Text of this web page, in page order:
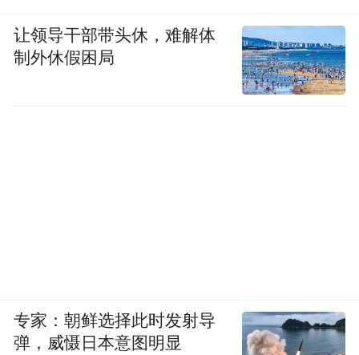
让领导干部带头休，难解体
制外休假困局
专家：朝鲜选择此时发射导
弹，威慑日本意图明显